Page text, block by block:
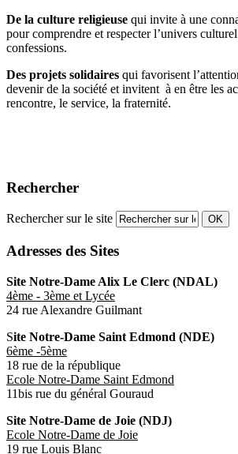
De la culture religieuse qui invite à une
pour comprendre et respecter l’univers
confessions.
Des projets solidaires qui favorisent
devenir de la société et invitent à en être les
rencontre, le service, la fraternité.
Rechercher
Rechercher sur le site OK
Adresses des Sites
Site Notre-Dame Alix Le Clerc (NDAL)
4ème - 3ème et Lycée
24 rue Alexandre Guilmant
Site Notre-Dame Saint Edmond (NDE)
6ème -5ème
18 rue de la république
Ecole Notre-Dame Saint Edmond
11bis rue du général
Site Notre-Dame de Joie (NDJ)
Ecole Notre-Dame de Joie
19 rue Louis Blanc